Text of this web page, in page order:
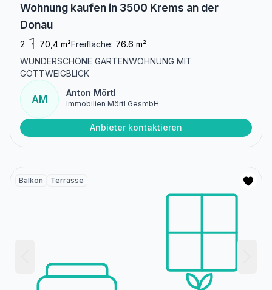
Wohnung kaufen in 3500 Krems an der
Donau
2 70,4 m²Freifläche: 76.6 m²
WUNDERSCHÖNE GARTENWOHNUNG MIT
GÖTTWEIGBLICK
AM
Anton Mörtl
Immobilien Mörtl GesmbH
Anbieter kontaktieren
Balkon Terrasse